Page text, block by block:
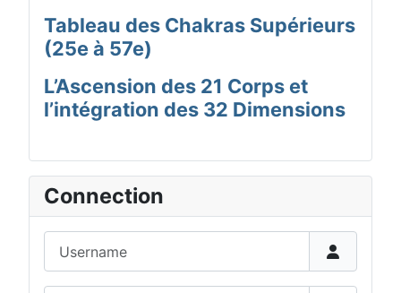
Tableau des Chakras Supérieurs
(25e à 57e)
L’Ascension des 21 Corps et
l’intégration des 32 Dimensions
Connection